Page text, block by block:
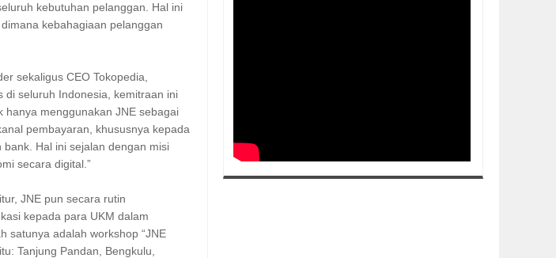
kebutuhan pelanggan. Hal ini
kebahagiaan pelanggan
sekaligus CEO Tokopedia,
di seluruh Indonesia, kemitraan ini
hanya menggunakan JNE sebagai
pembayaran, khususnya kepada
Hal ini sejalan dengan misi
secara digital.”
JNE pun secara rutin
kepada para UKM dalam
satunya adalah workshop “JNE
Tanjung Pandan, Bengkulu,